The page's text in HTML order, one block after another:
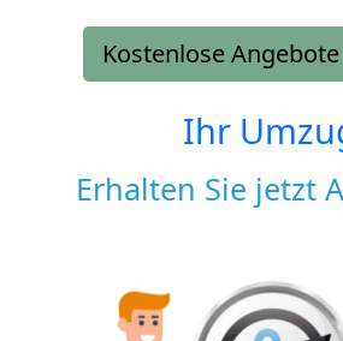
Kostenlose
Ihr
Erhalten Sie jetzt